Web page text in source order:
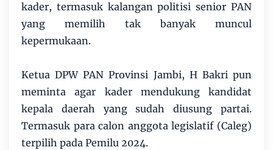
kader, termasuk kalangan politisi senior PAN
yang memilih tak banyak muncul
kepermukaan.
Ketua DPW PAN Provinsi Jambi, H Bakri pun
meminta agar kader mendukung kandidat
kepala daerah yang sudah diusung partai.
Termasuk para calon anggota legislatif (Caleg)
terpilih pada Pemilu 2024.